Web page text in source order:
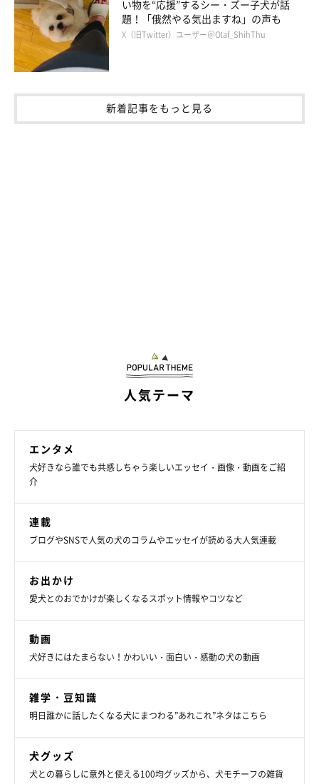
い物を“応援”するシー・ズー子犬が話
題！「俄然やる気出ますね」の声も
X（旧Twitter）ユーザー＠Olaf_ShihThu
新着記事をもっと見る
人気テーマ
エンタメ
犬好きなら誰でも共感しちゃう楽しいエッセイ・画像・動画をご紹
介
連載
ブログやSNSで人気の犬のコラムやエッセイが読める大人気連載
お出かけ
愛犬とのおでかけが楽しくなるスポット情報やコツなど
動画
犬好きにはたまらない！かわいい・面白い・感動の犬の動画
雑学・豆知識
明日誰かに話したくなる犬にまつわる”あれこれ”ネタはこちら
犬グッズ
犬との暮らしに意外と使える100均グッズから、犬モチーフの雑貨